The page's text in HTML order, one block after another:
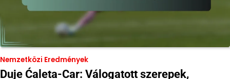
Nemzetközi Eredmények
Duje Ćaleta-Car: Válogatott szerepek,